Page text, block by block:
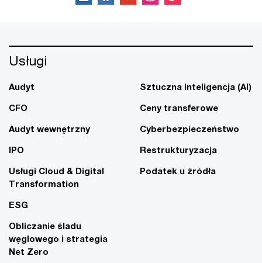
Usługi
Audyt
CFO
Audyt wewnętrzny
IPO
Usługi Cloud & Digital
Transformation
ESG
Obliczanie śladu
węglowego i strategia
Net Zero
Sztuczna Inteligencja (AI)
Ceny transferowe
Cyberbezpieczeństwo
Restrukturyzacja
Podatek u źródła